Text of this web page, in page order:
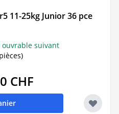
11-25kg Junior 36 pce
suivant
CHF